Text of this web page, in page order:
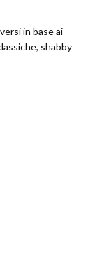
in base ai
shabby